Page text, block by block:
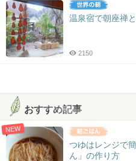
温泉宿で朝座禅
2150
おすすめ記事
NEW
つゆはレンジで
ん」の作り方